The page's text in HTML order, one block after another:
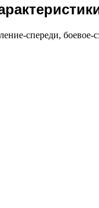
спереди, боевое-